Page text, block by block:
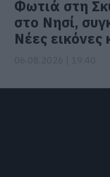
Φωτιά στη
στο Νησί,
Νέες εικόνες